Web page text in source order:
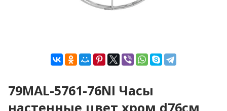
79MAL-5761-76NI Часы
настенные цвет хром d76см